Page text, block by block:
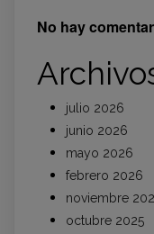
No hay
julio 2026
junio 2026
mayo 2026
febrero 2026
noviembre
octubre 2025